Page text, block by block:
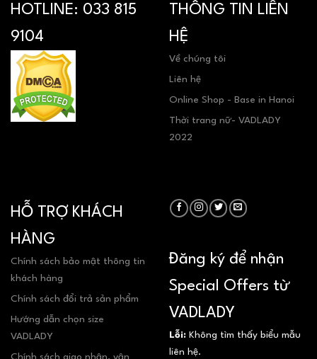
HOTLINE: 033 815
9104
THÔNG TIN LIÊN
HỆ
Về chúng tôi
Liên hệ
Online Shop - Base in Hanoi
Thời trang nữ- VADLADY
2022
HỖ TRỢ KHÁCH
HÀNG
Chính sách bảo mật thông tin
khách hàng
Chính sách đổi trả sản phẩm
Hướng dẫn chọn size
VADLADY
Chính sách giao nhận, vận
Đăng ký để nhận
Special Offers từ
VADLADY
Lỗi: Không tìm thấy biểu mẫu
liên hệ.